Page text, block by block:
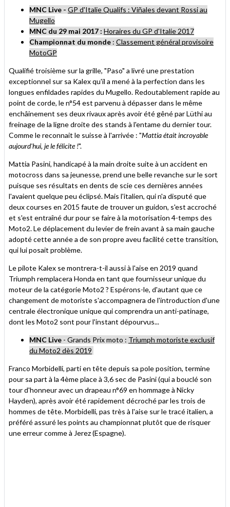
MNC Live - GP d'Italie Qualifs : Viñales devant Rossi au
Mugello
MNC du 29 mai 2017 : Horaires du GP d'Italie 2017
Championnat du monde : Classement général provisoire
MotoGP
Qualifié troisième sur la grille, "Paso" a livré une prestation
exceptionnel sur sa Kalex qu'il a mené à la perfection dans les
longues enfildades rapides du Mugello. Redoutablement rapide au
point de corde, le n°54 est parvenu à dépasser dans le même
enchâinement ses deux rivaux après avoir été gêné par Lüthi au
freinage de la ligne droite des stands à l'entame du dernier tour.
Comme le reconnait le suisse à l'arrivée : "Mattia était incroyable
aujourd'hui, je le félicite !".
Mattia Pasini, handicapé à la main droite suite à un accident en
motocross dans sa jeunesse, prend une belle revanche sur le sort
puisque ses résultats en dents de scie ces dernières années
l'avaient quelque peu éclipsé. Mais l'italien, qui n'a disputé que
deux courses en 2015 faute de trouver un guidon, s'est accroché
et s'est entraîné dur pour se faire à la motorisation 4-temps des
Moto2. Le déplacement du levier de frein avant à sa main gauche
adopté cette année a de son propre aveu facilité cette transition,
qui lui posait problème.
Le pilote Kalex se montrera-t-il aussi à l'aise en 2019 quand
Triumph remplacera Honda en tant que fournisseur unique du
moteur de la catégorie Moto2 ? Espérons-le, d'autant que ce
changement de motoriste s'accompagnera de l'introduction d'une
centrale électronique unique qui comprendra un anti-patinage,
dont les Moto2 sont pour l'instant dépourvus...
MNC Live - Grands Prix moto : Triumph motoriste exclusif
du Moto2 dès 2019
Franco Morbidelli, parti en tête depuis sa pole position, termine
pour sa part à la 4ème place à 3,6 sec de Pasini (qui a bouclé son
tour d'honneur avec un drapeau n°69 en hommage à Nicky
Hayden), après avoir été rapidement décroché par les trois de
hommes de tête. Morbidelli, pas très à l'aise sur le tracé italien, a
préféré assuré les points au championnat plutôt que de risquer
une erreur comme à Jerez (Espagne).